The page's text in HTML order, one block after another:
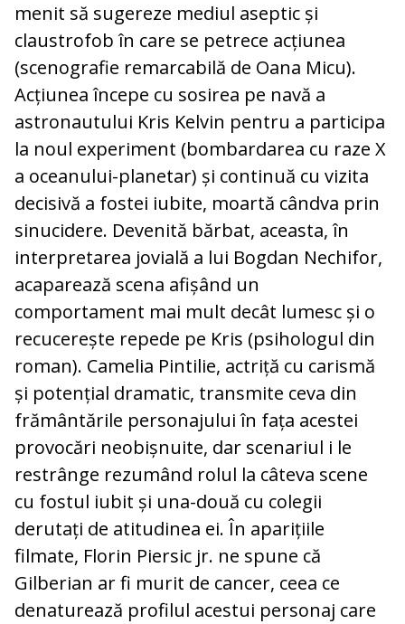
menit să sugereze mediul aseptic și
claustrofob în care se petrece acțiunea
(scenografie remarcabilă de Oana Micu).
Acțiunea începe cu sosirea pe navă a
astronautului Kris Kelvin pentru a participa
la noul experiment (bombardarea cu raze X
a oceanului-planetar) și continuă cu vizita
decisivă a fostei iubite, moartă cândva prin
sinucidere. Devenită bărbat, aceasta, în
interpretarea jovială a lui Bogdan Nechifor,
acaparează scena afișând un
comportament mai mult decât lumesc și o
recucerește repede pe Kris (psihologul din
roman). Camelia Pintilie, actriță cu carismă
și potențial dramatic, transmite ceva din
frământările personajului în fața acestei
provocări neobișnuite, dar scenariul i le
restrânge rezumând rolul la câteva scene
cu fostul iubit și una-două cu colegii
derutați de atitudinea ei. În aparițiile
filmate, Florin Piersic jr. ne spune că
Gilberian ar fi murit de cancer, ceea ce
denaturează profilul acestui personaj care